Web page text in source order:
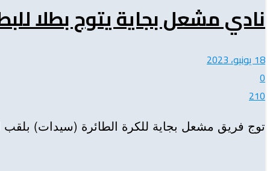
نادي مشعل بجاية يتوج بطلا
18 يونيو، 2023
0
210
توج فريق مشعل بجاية للكرة الطائرة (سيدات) بلقب البطولة الوطنية للموسم 2022-2023 بعد